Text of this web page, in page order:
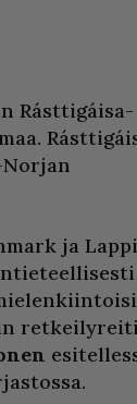
Rásttigáisa-
ja